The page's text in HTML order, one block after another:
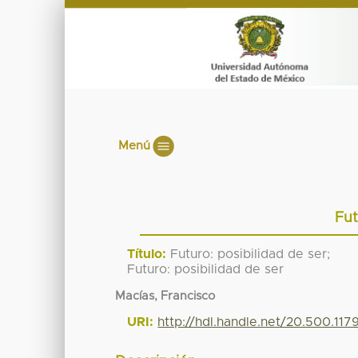
Menú
Título: Futuro: posibilidad de ser;
Futuro: posibilidad de ser
Macías, Francisco
URI: http://hdl.handle.net/